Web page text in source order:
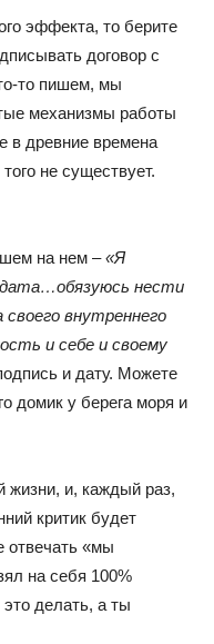
эффекта, то берите
договор с
то пишем, мы
механизмы работы
в древние времена
не существует.
на нем –«Я
нести
внутреннего
и себе и своему
и дату. Можете
домик у берега моря и
жизни, и, каждый раз,
критик будет
отвечать «мы
на себя 100%
это делать, а ты